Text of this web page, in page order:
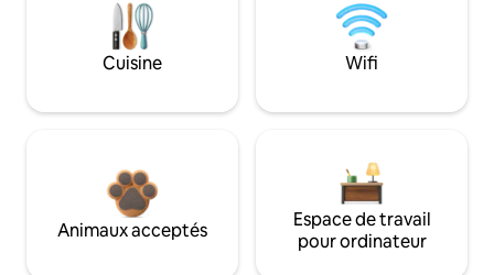
Cuisine Wifi
Animaux acceptés
Espace de travail
pour ordinateur